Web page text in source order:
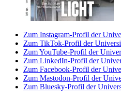
Zum Instagram-Profil der
Zum TikTok-Profil der
Zum YouTube-Profil der
Zum LinkedIn-Profil der
Zum Facebook-Profil der
Zum Mastodon-Profil der
Zum Bluesky-Profil der